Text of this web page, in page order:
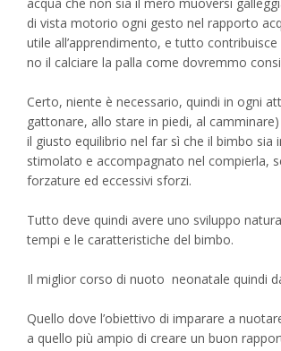
di vista motorio ogni gesto nel rapporto
utile all’apprendimento, e tutto contribuisce
no il calciare la palla come dovremmo
Certo, niente è necessario, quindi in ogni
gattonare, allo stare in piedi, al
il giusto equilibrio nel far sì che il bimbo sia
stimolato e accompagnato nel compierla,
forzature ed eccessivi sforzi.
Tutto deve quindi avere uno sviluppo
tempi e le caratteristiche del bimbo.
Il miglior corso di nuoto neonatale quindi
Quello dove l’obiettivo di imparare a
a quello più ampio di creare un buon